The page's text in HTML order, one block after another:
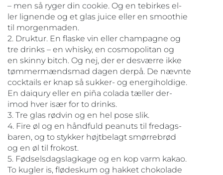
– men så ryger din cookie. Og en tebirkes el-
ler lignende og et glas juice eller en smoothie
til morgenmaden.
2. Druktur. En flaske vin eller champagne og
tre drinks – en whisky, en cosmopolitan og
en skinny bitch. Og nej, der er desværre ikke
tømmermændsmad dagen derpå. De nævnte
cocktails er knap så sukker- og energiholdige.
En daiqury eller en piña colada tæller der-
imod hver især for to drinks.
3. Tre glas rødvin og en hel pose slik.
4. Fire øl og en håndfuld peanuts til fredags-
baren, og to stykker højtbelagt smørrebrød
og en øl til frokost.
5. Fødselsdagslagkage og en kop varm kakao.
To kugler is, flødeskum og hakket chokolade